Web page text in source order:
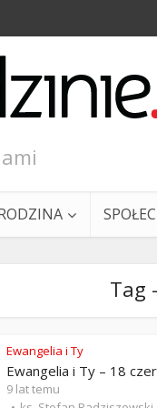
Tag
Ewangelia i Ty
Ewangelia i Ty – 18
9 lat temu